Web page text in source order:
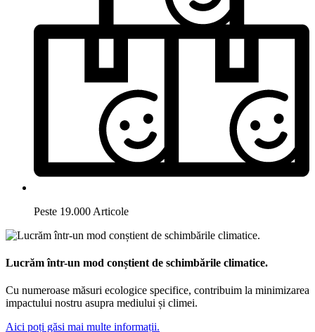
Peste 19.000 Articole
Lucrăm într-un mod conștient de schimbările climatice.
Cu numeroase măsuri ecologice specifice, contribuim la minimizarea
impactului nostru asupra mediului și climei.
Aici poți găsi mai multe informații.